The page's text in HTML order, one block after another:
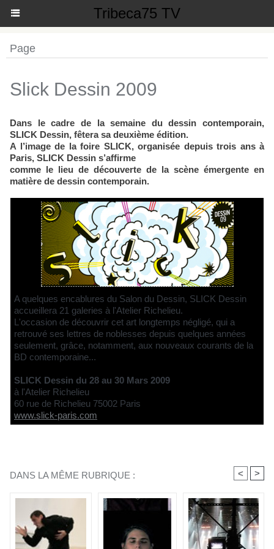
Tribeca75 TV
Page
Slick Dessin 2009
Dans le cadre de la semaine du dessin contemporain,
SLICK Dessin, fêtera sa deuxième édition.
A l’image de la foire SLICK, organisée depuis trois ans à
Paris, SLICK Dessin s’affirme
comme le lieu de découverte de la scène émergente en
matière de dessin contemporain.
A quelques encablures du Salon du Dessin, SLICK Dessin
accueillera 21 galeries à l'Atelier Richelieu.
L'occasion de découvrir cet art longtemps négligé, qui a
retrouvé ses lettres de noblesses depuis quelques années
seulement, grâce, notamment, aux nouveaux courants de la
BD contemporaine...
SLICK Dessin du 28 au 30 Mars 2009
à l'Atelier Richelieu
60 rue de Richelieu 75002 Paris
www.slick-paris.com
DANS LA MÊME RUBRIQUE : < >